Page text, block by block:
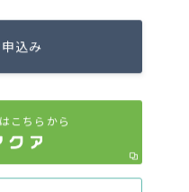
決めた基準を満た
決めました。
込み
こちらから